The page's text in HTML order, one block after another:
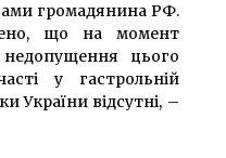
громадянина РФ.
що на момент
недопущення цього
у гастрольній
України відсутні, –